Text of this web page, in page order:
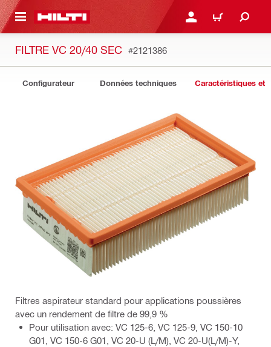
CONTENT CONNEXION OU
PANIER
FILTRE VC 20/40 SEC #2121386
Configurateur Données techniques Caractéristiques et
Filtres aspirateur standard pour applications poussières
avec un rendement de filtre de 99,9 %
Pour utilisation avec: VC 125-6, VC 125-9, VC 150-10
G01, VC 150-6 G01, VC 20-U (L/M), VC 20-U(L/M)-Y,